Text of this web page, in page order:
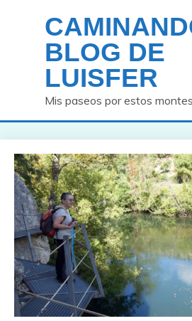
contenidoBLOG DE
LUISFER
Mis paseos por estos